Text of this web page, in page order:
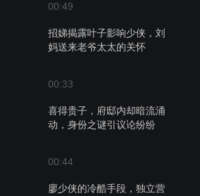
00:49
招娣揭露叶子影响少侠，刘
妈送来老爷太太的关怀
00:33
喜得贵子，府邸内却暗流涌
动，身份之谜引议论纷纷
00:44
廖少侠的冷酷手段，独立营